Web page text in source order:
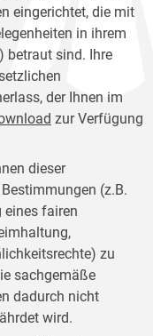
eingerichtet, die mit
in ihrem
betraut sind. Ihre
der Ihnen im
zur Verfügung
dieser
(z.B.
eines fairen
zu
sachgemäße
dadurch nicht
wird.